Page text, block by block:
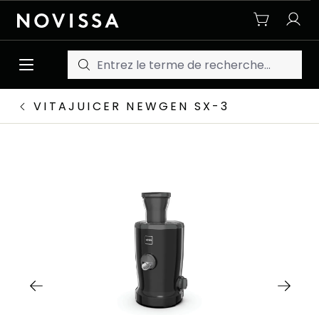
Passer au contenu principal
VITAJUICER NEWGEN SX-3